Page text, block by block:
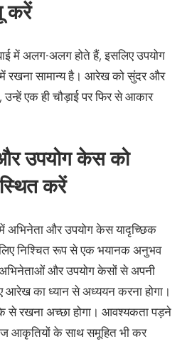
करें
में अलग-अलग होते हैं, इसलिए उपयोग
रखना सामान्य है। आरेख को सुंदर और
एक ही चौड़ाई पर फिर से आकार
उपयोग केस को
करें
और उपयोग केस यादृच्छिक
निश्चित रूप से एक भयानक अनुभव
अभिनेताओं और उपयोग केसों से अपनी
आरेख का ध्यान से अध्ययन करना होगा।
से रखना अच्छा होगा। आवश्यकता पड़ने
आकृतियों के साथ समूहित भी कर